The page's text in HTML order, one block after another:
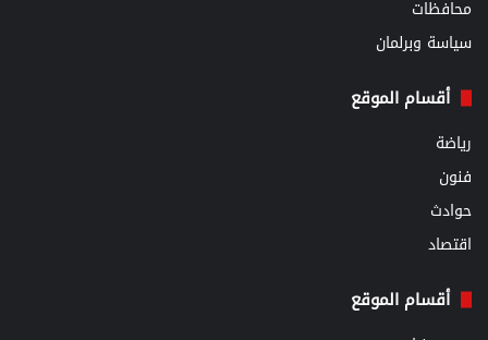
محافظات
سياسة وبرلمان
أقسام الموقع
رياضة
فنون
حوادث
اقتصاد
أقسام الموقع